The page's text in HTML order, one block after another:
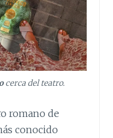
cerca del teatro.
romano de
conocido